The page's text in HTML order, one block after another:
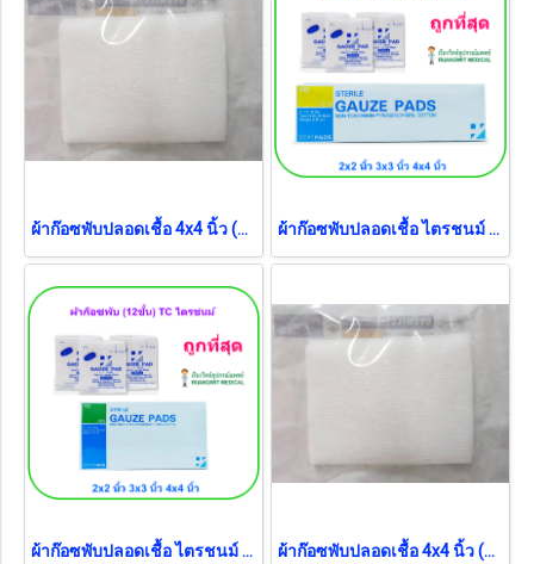
ผ้าก๊อซพับปลอดเชื้อ 4x4 นิ้ว (5ชิ้น/ซอง) (Thai Gauze) ผ้าก๊อซพับปลอดเชื้อ ไตรชนม์ 2x2 นิ้ว (100ซอง/กล่อง) (12ชั้น) ยกกล่อง
ผ้าก๊อซพับปลอดเชื้อ ไตรชนม์ 4x4 นิ้ว (1ซอง/กล่อง) (12ชั้น) ผ้าก๊อซพับปลอดเชื้อ 4x4 นิ้ว (5ชิ้น/ซอง) (Thai Gauze) (exp 12-2026)